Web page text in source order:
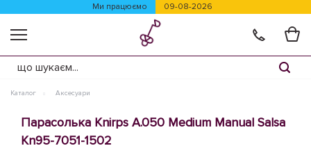
Ми працюємо 09-08-2026
Каталог Аксесуари
Парасолька Knirps A.050 Medium Manual Salsa
Kn95-7051-1502